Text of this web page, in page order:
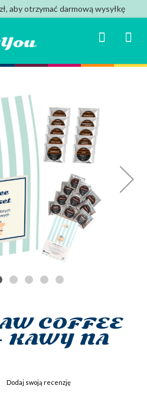
aby otrzymać darmową wysyłkę
Mój
Search
COFFEE
KAWY NA
Dodaj swoją recenzję